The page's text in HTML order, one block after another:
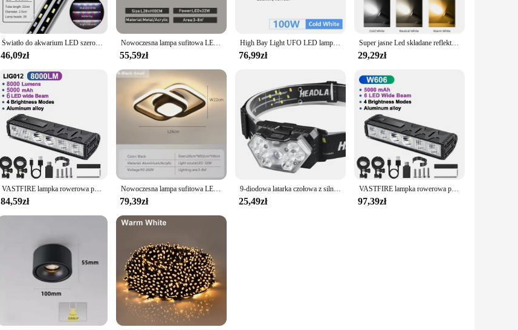
Światło do akwarium LED szerokokątna wodoodporna lampa do akwarium zanurzeniowa wysoka jasność RGB oświetlenie dekoracyjne do akwarium rosną rośliny 22-57cm
46,09zł
Nowoczesna lampa sufitowa LED do korytarza schody wejście na poddasze kwadratowe oświetlenie wewnętrzne w stylu minimalistycznym wyposażenie kuchni
55,59zł
High Bay Light UFO LED lampa sufitowa 85-265V oświetlenie garażowe wodoodporna lampa warsztatowa Super jasne oświetlenie przemysłowe dla fabryki
76,99zł
Super jasne Led składane reflektory 40W aluminiowe 360 ° regulowany sufitowy miejsca lampa świecąca W dół do salonu W kuchni W centrum handlowym
29,29zł
VASTFIRE lampka rowerowa przednia 25500 lumenów lampka rowerowa 10000mAh wodoodporna latarka USB ładowanie MTB Road akcesoria do lamp rowerowych
84,59zł
Nowoczesna lampa sufitowa LED kwadratowe okrągłe oprawy korytarz przedpokój korytarz kryty pilot Led Home Decor lampa oświetlenie połysk
79,39zł
9-diodowa latarka czołowa z silnym światłem, ładowana przez USB, z czujnikiem ruchu, przenośna, wędkarska, kempingowa, zewnętrzna latarka czołowa, latarka robocza
25,49zł
VASTFIRE lampka rowerowa przednia 25500 lumenów lampka rowerowa 10000mAh wodoodporna latarka USB ładowanie MTB Road akcesoria do lamp rowerowych
97,39zł